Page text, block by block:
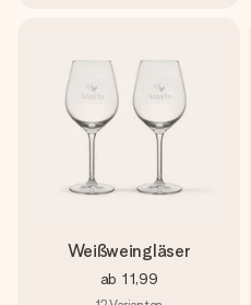
Weißweingläser
ab 11,99